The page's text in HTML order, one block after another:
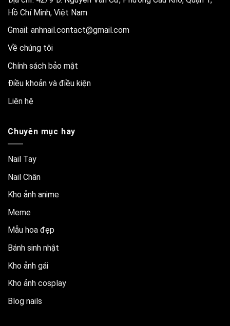
Hồ Chí Minh, Việt Nam
Gmail: anhnail.contact@gmail.com
Về chúng tôi
Chính sách bảo mật
Điều khoản và điều kiện
Liên hệ
Chuyên mục hay
Nail Tay
Nail Chân
Kho ảnh anime
Meme
Mẫu hoa đẹp
Bánh sinh nhật
Kho ảnh gái
Kho ảnh cosplay
Blog nails